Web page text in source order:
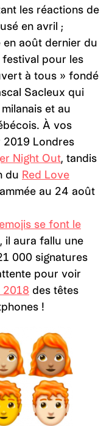
les réactions de
en avril ;
en août dernier du
festival pour les
à tous » fondé
Sacleux qui
et au
À vos
2019 Londres
Night Out, tandis
du Red Love
au 24 août
emojis se font le
, il aura fallu une
000 signatures
pour voir
2018 des têtes
!